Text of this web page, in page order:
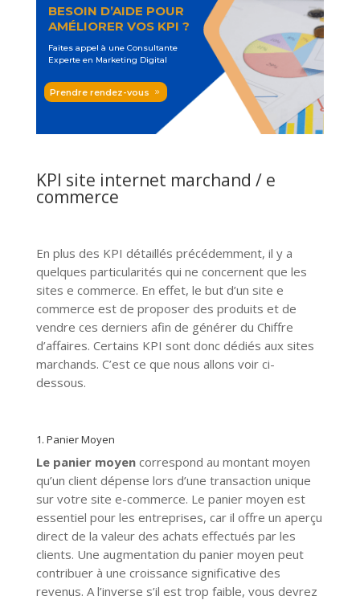
BESOIN D’AIDE POUR
AMÉLIORER VOS KPI ?
Faites appel à une Consultante
Experte en Marketing Digital
Prendre rendez-vous
KPI site internet marchand / e
commerce
En plus des KPI détaillés précédemment, il y a
quelques particularités qui ne concernent que les
sites e commerce. En effet, le but d’un site e
commerce est de proposer des produits et de
vendre ces derniers afin de générer du Chiffre
d’affaires. Certains KPI sont donc dédiés aux sites
marchands. C’est ce que nous allons voir ci-
dessous.
1. Panier Moyen
Le panier moyencorrespond au montant moyen
qu’un client dépense lors d’une transaction unique
sur votre site e-commerce. Le panier moyen est
essentiel pour les entreprises, car il offre un aperçu
direct de la valeur des achats effectués par les
clients. Une augmentation du panier moyen peut
contribuer à une croissance significative des
revenus. A l’inverse s’il est trop faible, vous devrez